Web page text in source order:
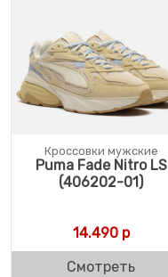
Кроссовки мужские
Puma Fade Nitro LS
(406202-01)
14.490р
Смотреть